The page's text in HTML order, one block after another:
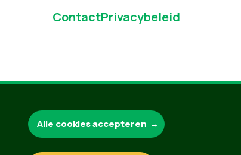
ContactPrivacybeleid
Alle cookies accepteren